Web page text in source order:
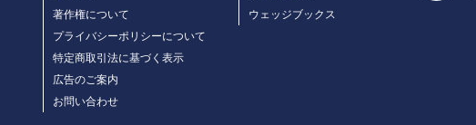
著作権について
プライバシーポリシーについて
特定商取引法に基づく表示
広告のご案内
お問い合わせ
ウェッジブックス